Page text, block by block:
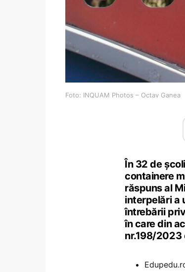
Foto: INQUAM Photos – Octav Ganea
În 32 de
containere
răspuns al
interpelări a
întrebării
în care din
nr.198/2023